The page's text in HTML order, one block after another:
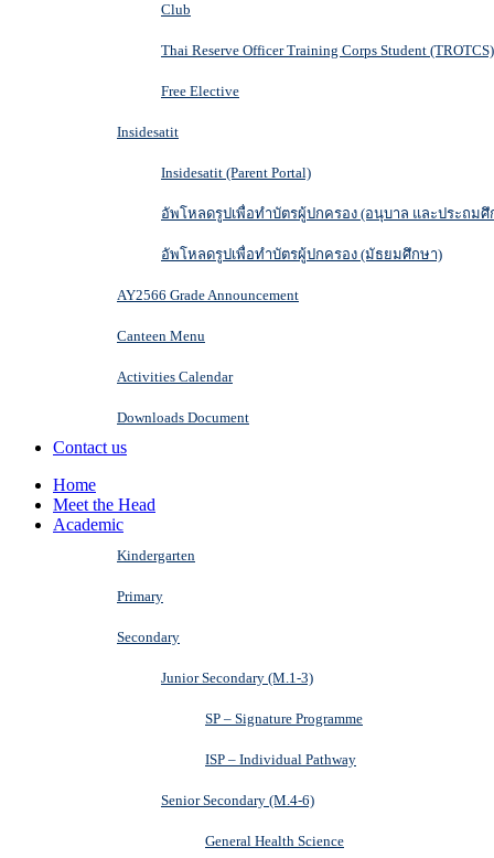
Club
Thai Reserve Officer Training Corps Student (TROTCS)
Free Elective
Insidesatit
Insidesatit (Parent Portal)
อัพโหลดรูปเพื่อทำบัตรผู้ปกครอง (อนุบาล และประถมศึ
อัพโหลดรูปเพื่อทำบัตรผู้ปกครอง (มัธยมศึกษา)
AY2566 Grade Announcement
Canteen Menu
Activities Calendar
Downloads Document
Contact us
Home
Meet the Head
Academic
Kindergarten
Primary
Secondary
Junior Secondary (M.1-3)
SP – Signature Programme
ISP – Individual Pathway
Senior Secondary (M.4-6)
General Health Science